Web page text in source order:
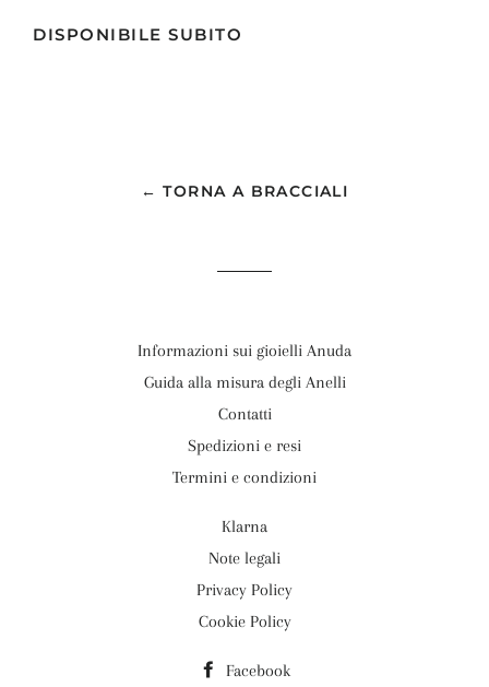
DISPONIBILE SUBITO
← TORNA A BRACCIALI
Informazioni sui gioielli Anuda
Guida alla misura degli Anelli
Contatti
Spedizioni e resi
Termini e condizioni
Klarna
Note legali
Privacy Policy
Cookie Policy
Facebook